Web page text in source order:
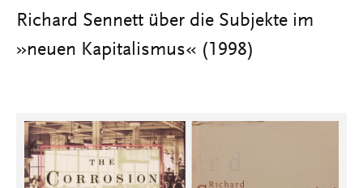
Richard Sennett über die Subjekte im
»neuen Kapitalismus« (1998)